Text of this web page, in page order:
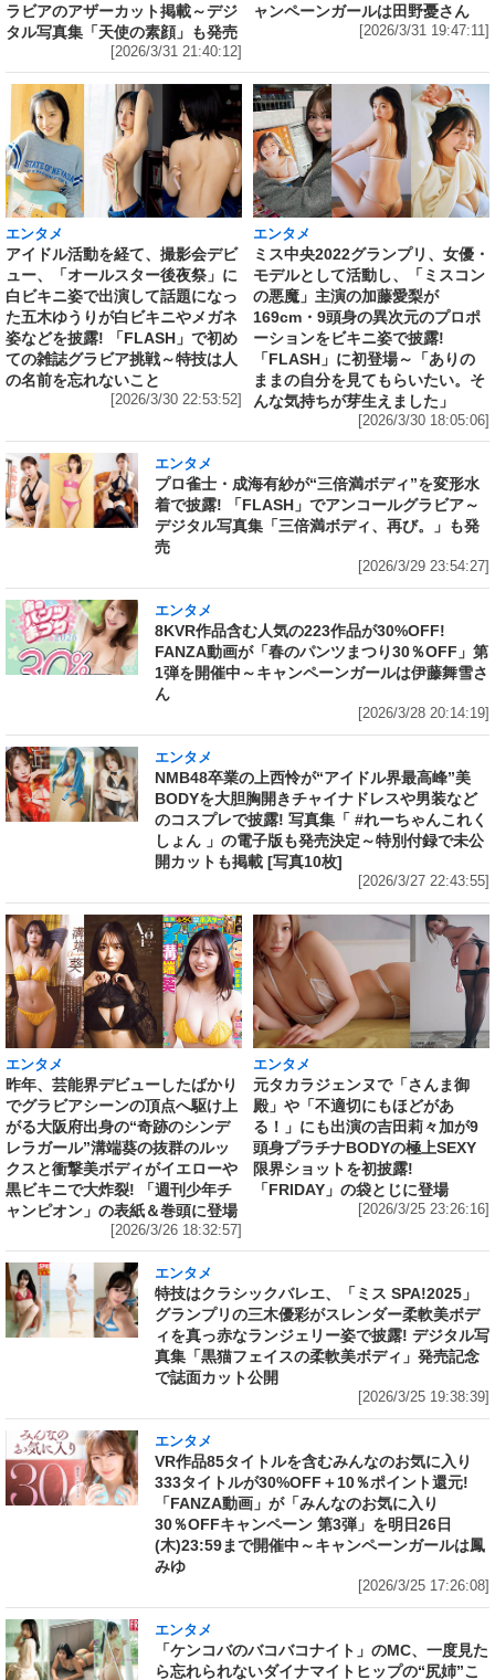
ラビアのアザーカット掲載～デジ
タル写真集「天使の素顔」も発売
[2026/3/31 21:40:12]
ャンペーンガールは田野憂さん
[2026/3/31 19:47:11]
エンタメ
アイドル活動を経て、撮影会デビ
ュー、「オールスター後夜祭」に
白ビキニ姿で出演して話題になっ
た五木ゆうりが白ビキニやメガネ
姿などを披露! 「FLASH」で初め
ての雑誌グラビア挑戦～特技は人
の名前を忘れないこと
[2026/3/30 22:53:52]
エンタメ
ミス中央2022グランプリ、女優・
モデルとして活動し、「ミスコン
の悪魔」主演の加藤愛梨が
169cm・9頭身の異次元のプロポ
ーションをビキニ姿で披露!
「FLASH」に初登場～「ありの
ままの自分を見てもらいたい。そ
んな気持ちが芽生えました」
[2026/3/30 18:05:06]
エンタメ
プロ雀士・成海有紗が“三倍満ボディ”を変形水
着で披露! 「FLASH」でアンコールグラビア～
デジタル写真集「三倍満ボディ、再び。」も発
売
[2026/3/29 23:54:27]
エンタメ
8KVR作品含む人気の223作品が30%OFF!
FANZA動画が「春のパンツまつり30％OFF」第
1弾を開催中～キャンペーンガールは伊藤舞雪さ
ん
[2026/3/28 20:14:19]
エンタメ
NMB48卒業の上西怜が“アイドル界最高峰”美
BODYを大胆胸開きチャイナドレスや男装など
のコスプレで披露! 写真集「 #れーちゃんこれく
しょん 」の電子版も発売決定～特別付録で未公
開カットも掲載 [写真10枚]
[2026/3/27 22:43:55]
エンタメ
昨年、芸能界デビューしたばかり
でグラビアシーンの頂点へ駆け上
がる大阪府出身の“奇跡のシンデ
レラガール”溝端葵の抜群のルッ
クスと衝撃美ボディがイエローや
黒ビキニで大炸裂! 「週刊少年チ
ャンピオン」の表紙＆巻頭に登場
[2026/3/26 18:32:57]
エンタメ
元タカラジェンヌで「さんま御
殿」や「不適切にもほどがあ
る！」にも出演の吉田莉々加が9
頭身プラチナBODYの極上SEXY
限界ショットを初披露!
「FRIDAY」の袋とじに登場
[2026/3/25 23:26:16]
エンタメ
特技はクラシックバレエ、「ミス SPA!2025」
グランプリの三木優彩がスレンダー柔軟美ボデ
ィを真っ赤なランジェリー姿で披露! デジタル写
真集「黒猫フェイスの柔軟美ボディ」発売記念
で誌面カット公開
[2026/3/25 19:38:39]
エンタメ
VR作品85タイトルを含むみんなのお気に入り
333タイトルが30%OFF＋10％ポイント還元!
「FANZA動画」が「みんなのお気に入り
30％OFFキャンペーン 第3弾」を明日26日
(木)23:59まで開催中～キャンペーンガールは鳳
みゆ
[2026/3/25 17:26:08]
エンタメ
「ケンコバのバコバコナイト」のMC、一度見た
ら忘れられないダイナマイトヒップの“尻姉”こ